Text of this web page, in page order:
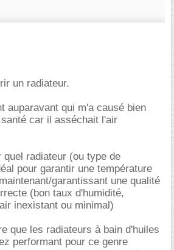
un radiateur.
auparavant qui m'a causé bien
car il asséchait l'air
radiateur (ou type de
pour garantir une température
garantissant une qualité
(bon taux d'humidité,
inexistant ou minimal)
que les radiateurs à bain d'huiles
performant pour ce genre